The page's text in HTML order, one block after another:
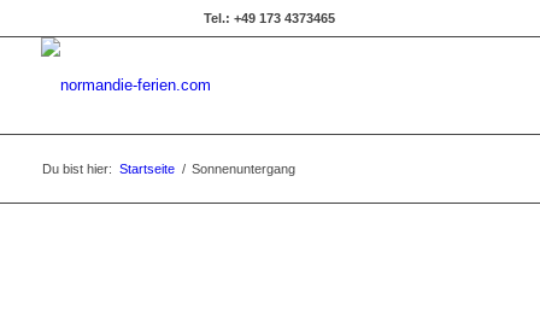
Tel.: +49 173 4373465
Du bist hier: Startseite / Sonnenuntergang